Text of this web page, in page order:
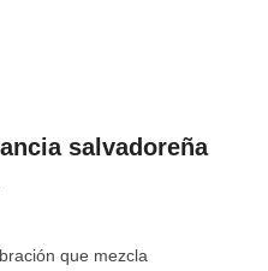
salvadoreña
que mezcla